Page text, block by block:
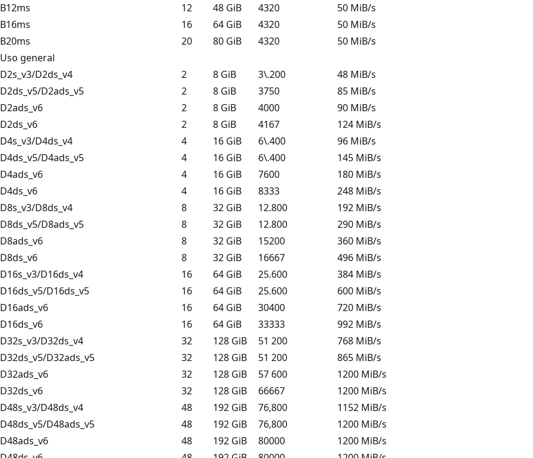
B12ms
12 48 GiB 4320
50 MiB/s
B16ms
16 64 GiB 4320
50 MiB/s
B20ms
20 80 GiB 4320
50 MiB/s
Uso general
D2s_v3/D2ds_v4
2 8 GiB 3\.200
48 MiB/s
D2ds_v5/D2ads_v5
2 8 GiB 3750
85 MiB/s
D2ads_v6
2 8 GiB 4000
90 MiB/s
D2ds_v6
2 8 GiB 4167
124 MiB/s
D4s_v3/D4ds_v4
4 16 GiB 6\.400
96 MiB/s
D4ds_v5/D4ads_v5
4 16 GiB 6\.400
145 MiB/s
D4ads_v6
4 16 GiB 7600
180 MiB/s
D4ds_v6
4 16 GiB 8333
248 MiB/s
D8s_v3/D8ds_v4
8 32 GiB 12.800
192 MiB/s
D8ds_v5/D8ads_v5
8 32 GiB 12.800
290 MiB/s
D8ads_v6
8 32 GiB 15200
360 MiB/s
D8ds_v6
8 32 GiB 16667
496 MiB/s
D16s_v3/D16ds_v4
16 64 GiB 25.600
384 MiB/s
D16ds_v5/D16ds_v5
16 64 GiB 25.600
600 MiB/s
D16ads_v6
16 64 GiB 30400
720 MiB/s
D16ds_v6
16 64 GiB 33333
992 MiB/s
D32s_v3/D32ds_v4
32 128 GiB 51 200
768 MiB/s
D32ds_v5/D32ads_v5
32 128 GiB 51 200
865 MiB/s
D32ads_v6
32 128 GiB 57 600
1200 MiB/s
D32ds_v6
32 128 GiB 66667
1200 MiB/s
D48s_v3/D48ds_v4
48 192 GiB 76,800
1152 MiB/s
D48ds_v5/D48ads_v5
48 192 GiB 76,800
1200 MiB/s
D48ads_v6
48 192 GiB 80000
1200 MiB/s